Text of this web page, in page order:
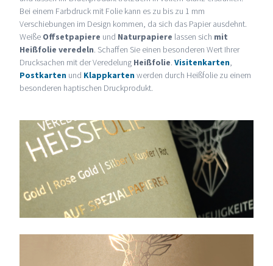
Bei einem Farbdruck mit Folie kann es zu bis zu 1 mm
Verschiebungen im Design kommen, da sich das Papier ausdehnt.
Weiße Offsetpapiere und Naturpapiere lassen sich mit
Heißfolie veredeln. Schaffen Sie einen besonderen Wert Ihrer
Drucksachen mit der Veredelung Heißfolie. Visitenkarten,
Postkarten und Klappkartenwerden durch Heißfolie zu einem
besonderen haptischen Druckprodukt.